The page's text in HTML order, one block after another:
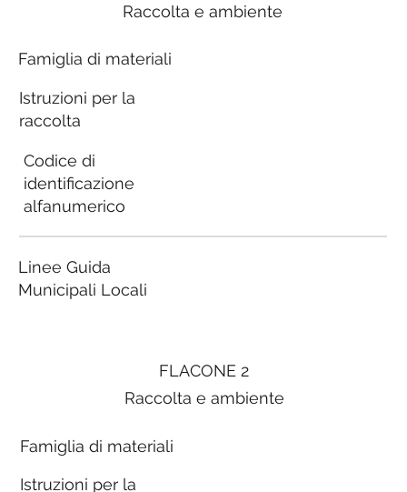
FLACONE 2
Raccolta e ambiente
Famiglia di materiali
Istruzioni per la
Raccolta e ambiente
Famiglia di materiali
Istruzioni per la
raccolta
Codice di
identificazione
alfanumerico
Linee Guida
Municipali Locali